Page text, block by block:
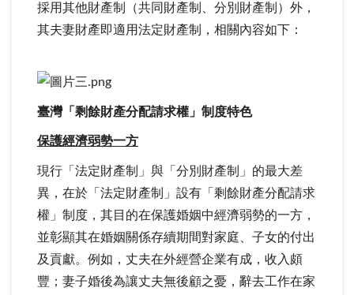
採用其他財產制（共同財產制、分別財產制）外，
其夫妻財產即適用法定財產制，相關內容如下：
臺灣「剩餘財產分配請求權」制度特色
保護經濟弱勢一方
現行「法定財產制」與「分別財產制」的最大差
異，在於「法定財產制」設有「剩餘財產分配請求
權」制度，其目的在保護婚姻中經濟弱勢的一方，
並彰顯其在婚姻關係存續期間對家庭、子女的付出
及貢獻。例如，丈夫在外經營企業有成，收入頗
豐；妻子婚後為讓丈夫無後顧之憂，辭去工作在家